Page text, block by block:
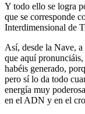
Y todo ello se logra
que se corresponde
Interdimensional de
Así, desde la Nave,
que aquí
habéis generado,
pero sí lo da todo
energía muy
en el ADN y en el